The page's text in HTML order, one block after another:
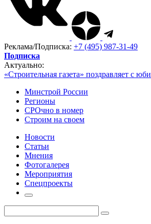
Реклама/Подписка: +7 (495) 987-31-49
Подписка
Актуально:
«Строительная газета» поздравляет с
Минстрой России
Регионы
СРОчно в номер
Строим на своем
Новости
Статьи
Мнения
Фотогалерея
Мероприятия
Спецпроекты